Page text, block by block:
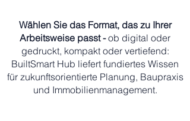
Wählen Sie das Format, das zu Ihrer
Arbeitsweise passt -ob digital oder
gedruckt, kompakt oder vertiefend:
BuiltSmart Hub liefert fundiertes Wissen
für zukunftsorientierte Planung, Baupraxis
und Immobilienmanagement.